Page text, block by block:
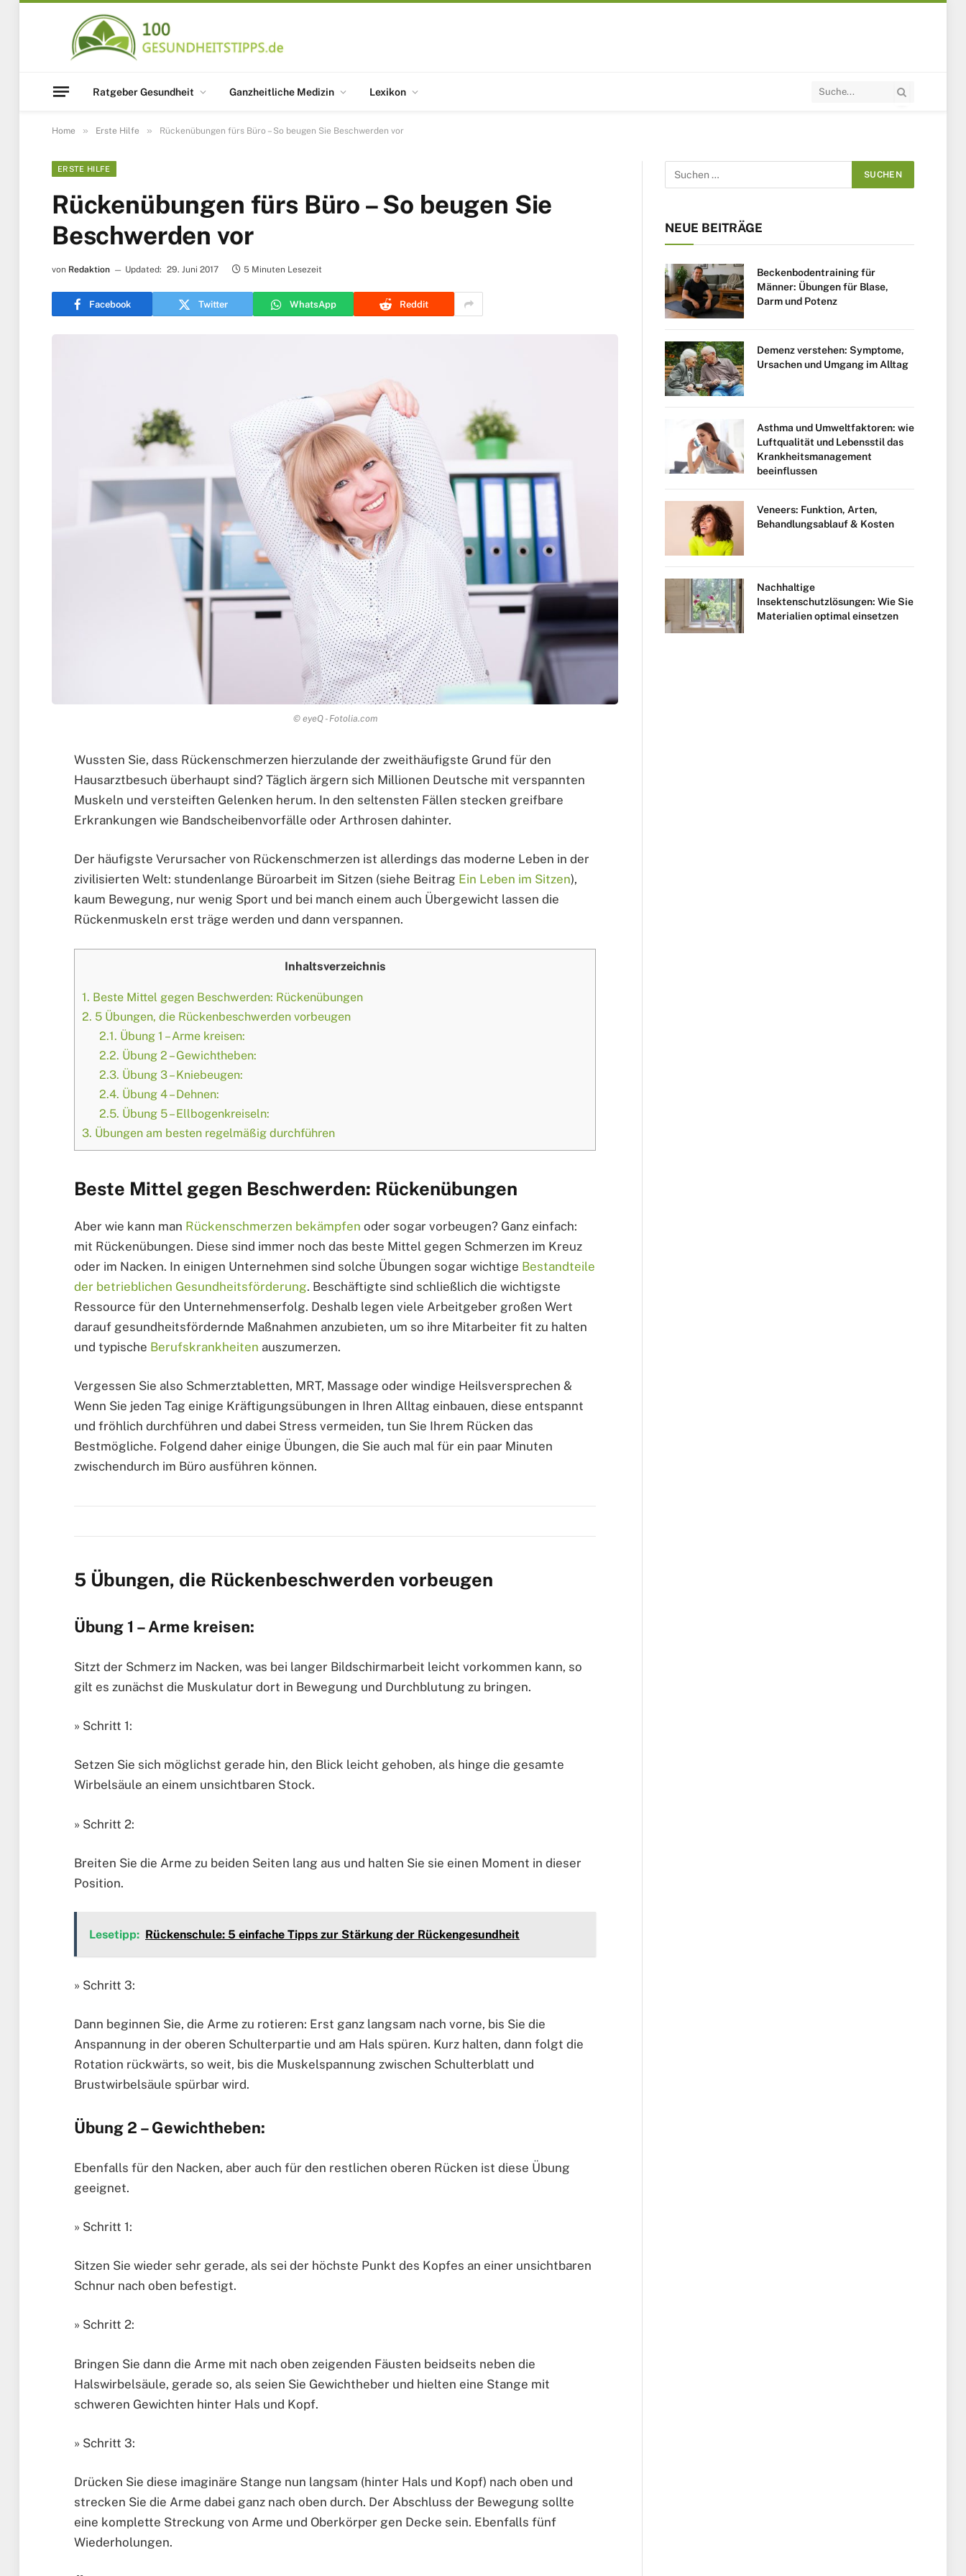
Ratgeber Gesundheit Ganzheitliche Medizin Lexikon
Home » Erste Hilfe » Rückenübungen fürs Büro – So beugen Sie Beschwerden vor
ERSTE HILFE
Rückenübungen fürs Büro – So beugen Sie
Beschwerden vor
von Redaktion Updated: 29. Juni 2017 5 Minuten Lesezeit
Facebook Twitter WhatsApp Reddit
© eyeQ - Fotolia.com
Wussten Sie, dass Rückenschmerzen hierzulande der zweithäufigste Grund für den
Hausarztbesuch überhaupt sind? Täglich ärgern sich Millionen Deutsche mit verspannten
Muskeln und versteiften Gelenken herum. In den seltensten Fällen stecken greifbare
Erkrankungen wie Bandscheibenvorfälle oder Arthrosen dahinter.
Der häufigste Verursacher von Rückenschmerzen ist allerdings das moderne Leben in der
zivilisierten Welt: stundenlange Büroarbeit im Sitzen (siehe Beitrag Ein Leben im Sitzen),
kaum Bewegung, nur wenig Sport und bei manch einem auch Übergewicht lassen die
Rückenmuskeln erst träge werden und dann verspannen.
Inhaltsverzeichnis
1. Beste Mittel gegen Beschwerden: Rückenübungen
2. 5 Übungen, die Rückenbeschwerden vorbeugen
2.1. Übung 1 – Arme kreisen:
2.2. Übung 2 – Gewichtheben:
2.3. Übung 3 – Kniebeugen:
2.4. Übung 4 – Dehnen:
2.5. Übung 5 – Ellbogenkreiseln:
3. Übungen am besten regelmäßig durchführen
Beste Mittel gegen Beschwerden: Rückenübungen
Aber wie kann man Rückenschmerzen bekämpfen oder sogar vorbeugen? Ganz einfach:
mit Rückenübungen. Diese sind immer noch das beste Mittel gegen Schmerzen im Kreuz
oder im Nacken. In einigen Unternehmen sind solche Übungen sogar wichtige Bestandteile
der betrieblichen Gesundheitsförderung. Beschäftigte sind schließlich die wichtigste
Ressource für den Unternehmenserfolg. Deshalb legen viele Arbeitgeber großen Wert
darauf gesundheitsfördernde Maßnahmen anzubieten, um so ihre Mitarbeiter fit zu halten
und typische Berufskrankheiten auszumerzen.
Vergessen Sie also Schmerztabletten, MRT, Massage oder windige Heilsversprechen &
Wenn Sie jeden Tag einige Kräftigungsübungen in Ihren Alltag einbauen, diese entspannt
und fröhlich durchführen und dabei Stress vermeiden, tun Sie Ihrem Rücken das
Bestmögliche. Folgend daher einige Übungen, die Sie auch mal für ein paar Minuten
zwischendurch im Büro ausführen können.
5 Übungen, die Rückenbeschwerden vorbeugen
Übung 1 – Arme kreisen:
Sitzt der Schmerz im Nacken, was bei langer Bildschirmarbeit leicht vorkommen kann, so
gilt es zunächst die Muskulatur dort in Bewegung und Durchblutung zu bringen.
» Schritt 1:
Setzen Sie sich möglichst gerade hin, den Blick leicht gehoben, als hinge die gesamte
Wirbelsäule an einem unsichtbaren Stock.
» Schritt 2:
Breiten Sie die Arme zu beiden Seiten lang aus und halten Sie sie einen Moment in dieser
Position.
Lesetipp: Rückenschule: 5 einfache Tipps zur Stärkung der Rückengesundheit
» Schritt 3:
Dann beginnen Sie, die Arme zu rotieren: Erst ganz langsam nach vorne, bis Sie die
Anspannung in der oberen Schulterpartie und am Hals spüren. Kurz halten, dann folgt die
Rotation rückwärts, so weit, bis die Muskelspannung zwischen Schulterblatt und
Brustwirbelsäule spürbar wird.
Übung 2 – Gewichtheben:
Ebenfalls für den Nacken, aber auch für den restlichen oberen Rücken ist diese Übung
geeignet.
» Schritt 1:
Sitzen Sie wieder sehr gerade, als sei der höchste Punkt des Kopfes an einer unsichtbaren
Schnur nach oben befestigt.
» Schritt 2:
Bringen Sie dann die Arme mit nach oben zeigenden Fäusten beidseits neben die
Halswirbelsäule, gerade so, als seien Sie Gewichtheber und hielten eine Stange mit
schweren Gewichten hinter Hals und Kopf.
» Schritt 3:
Drücken Sie diese imaginäre Stange nun langsam (hinter Hals und Kopf) nach oben und
strecken Sie die Arme dabei ganz nach oben durch. Der Abschluss der Bewegung sollte
eine komplette Streckung von Arme und Oberkörper gen Decke sein. Ebenfalls fünf
Wiederholungen.
NEUE BEITRÄGE
Beckenbodentraining für
Männer: Übungen für Blase,
Darm und Potenz
Demenz verstehen: Symptome,
Ursachen und Umgang im Alltag
Asthma und Umweltfaktoren: wie
Luftqualität und Lebensstil das
Krankheitsmanagement
beeinflussen
Veneers: Funktion, Arten,
Behandlungsablauf & Kosten
Nachhaltige
Insektenschutzlösungen: Wie Sie
Materialien optimal einsetzen